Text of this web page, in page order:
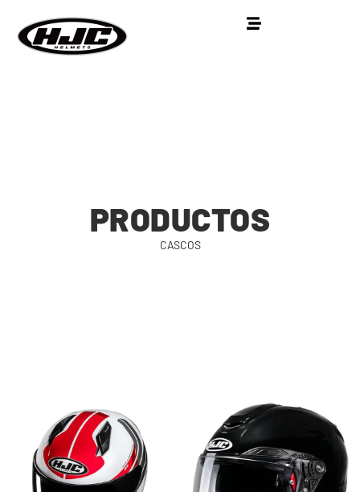
PRODUCTOS
CASCOS